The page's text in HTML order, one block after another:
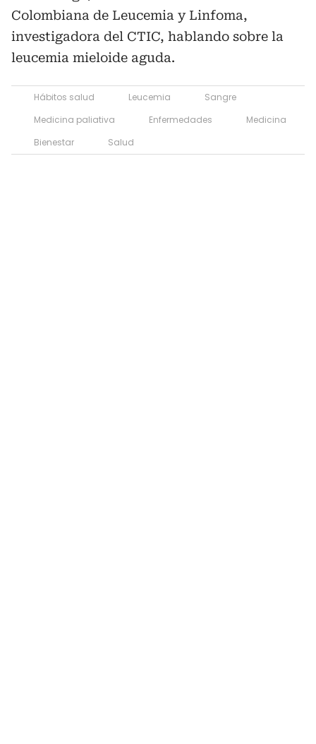
Colombiana de Leucemia y Linfoma,
investigadora del CTIC, hablando sobre la
leucemia mieloide aguda.
Hábitos salud Leucemia
Sangre
Medicina paliativa
Enfermedades
Medicina
Bienestar
Salud